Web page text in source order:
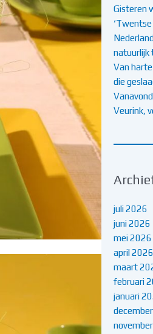
Gisteren
natuurlijk
Van
die
Veurink,
juli 2026
juni 2026
mei 2026
april 2026
maart
februari
januari